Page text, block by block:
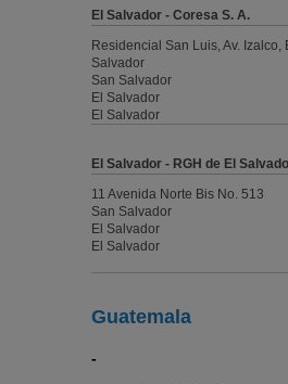
El Salvador - Coresa S. A.
Residencial San Luis, Av.
Salvador
San Salvador
El Salvador
El Salvador
El Salvador - RGH de El
11 Avenida Norte Bis No. 513
San Salvador
El Salvador
El Salvador
Guatemala
-